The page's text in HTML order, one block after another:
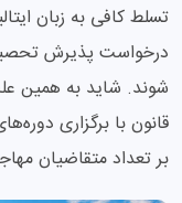
تسلط کافی به زبان
درخواست پذیرش
شوند. شاید به همین
قانون با برگزاری
بر تعداد متقاضیان